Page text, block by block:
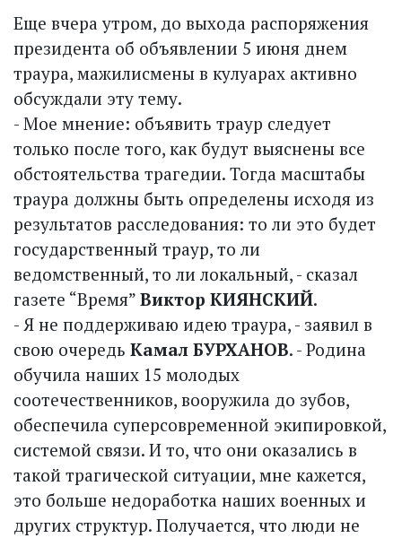
Еще вчера утром, до выхода распоряжения
президента об объявлении 5 июня днем
траура, мажилисмены в кулуарах активно
обсуждали эту тему.
- Мое мнение: объявить траур следует
только после того, как будут выяснены все
обстоятельства трагедии. Тогда масштабы
траура должны быть определены исходя из
результатов расследования: то ли это будет
государственный траур, то ли
ведомственный, то ли локальный, - сказал
газете “Время” Виктор КИЯНСКИЙ.
- Я не поддерживаю идею траура, - заявил в
свою очередь Камал БУРХАНОВ. - Родина
обучила наших 15 молодых
соотечественников, вооружила до зубов,
обеспечила суперсовременной экипировкой,
системой связи. И то, что они оказались в
такой трагической ситуации, мне кажется,
это больше недоработка наших военных и
других структур. Получается, что люди не